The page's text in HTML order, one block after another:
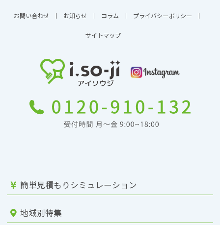
お問い合わせ お知らせ コラム プライバシーポリシー
サイトマップ
簡単見積もりシミュレーション
地域別特集